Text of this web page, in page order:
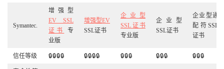
Symantec.
增强型
EV SSL
证书
专
业版
增强型EV
SSL证书
企业型
SSL证书
专业版
企业型
SSL证书
企业型通
配符SSL
证书
信任等级 🔒🔒🔒🔒 🔒🔒🔒🔒 🔒🔒🔒 🔒🔒🔒 🔒🔒🔒